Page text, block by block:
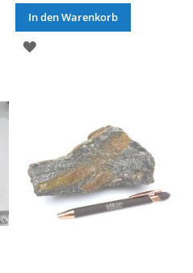
In den Warenkorb
ZUR